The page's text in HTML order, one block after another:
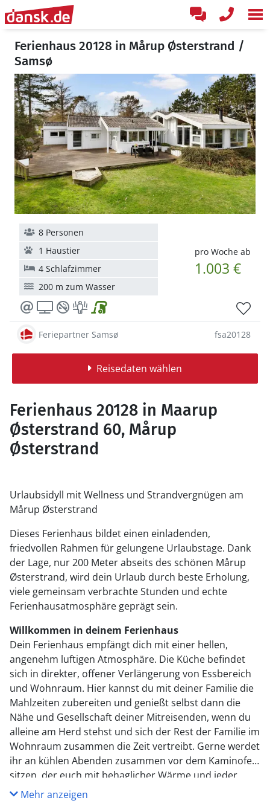
Ferienhaus 20128 in Mårup Østerstrand /
Samsø
pro Woche ab
1.003 €
8 Personen
1 Haustier
4 Schlafzimmer
200 m zum Wasser
Feriepartner Samsø fsa20128
Reisedaten wählen
Ferienhaus 20128 in Maarup
Østerstrand 60, Mårup
Østerstrand
Urlaubsidyll mit Wellness und Strandvergnügen am
Mårup Østerstrand
Dieses Ferienhaus bildet einen einladenden,
friedvollen Rahmen für gelungene Urlaubstage. Dank
der Lage, nur 200 Meter abseits des schönen Mårup
Østerstrand, wird dein Urlaub durch beste Erholung,
viele gemeinsam verbrachte Stunden und echte
Ferienhausatmosphäre geprägt sein.
Willkommen in deinem Ferienhaus
Dein Ferienhaus empfängt dich mit einer hellen,
angenehm luftigen Atmosphäre. Die Küche befindet
sich in direkter, offener Verlängerung von Essbereich
und Wohnraum. Hier kannst du mit deiner Familie die
Mahlzeiten zubereiten und genießt selbst dann die
Nähe und Gesellschaft deiner Mitreisenden, wenn du
alleine am Herd stehst und sich der Rest der Familie im
Wohnraum zusammen die Zeit vertreibt. Gerne werdet
ihr an kühlen Abenden zusammen vor dem Kaminofen
sitzen, der euch mit behaglicher Wärme und jeder
Menge Ferienhausstimmung verwöhnt. Dein
Ferienhaus beinhaltet darüber hinaus einen schönen
Mehr anzeigen